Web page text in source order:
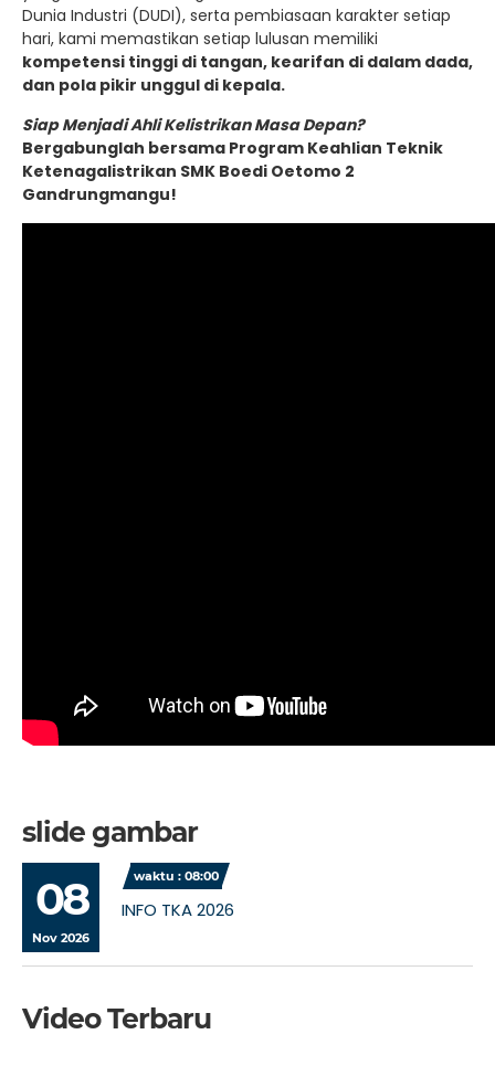
Dunia Industri (DUDI), serta pembiasaan karakter setiap
hari, kami memastikan setiap lulusan memiliki
kompetensi tinggi di tangan, kearifan di dalam dada,
dan pola pikir unggul di kepala.
Siap Menjadi Ahli Kelistrikan Masa Depan?
Bergabunglah bersama Program Keahlian Teknik
Ketenagalistrikan SMK Boedi Oetomo 2
Gandrungmangu!
slide gambar
08
Nov 2026
waktu : 08:00
INFO TKA 2026
Video Terbaru